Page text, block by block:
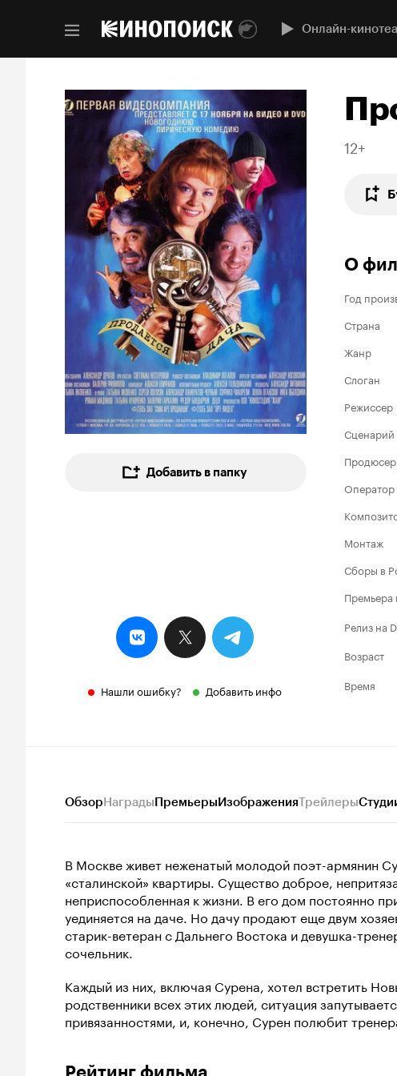
Онлайн-
Добавить в папку
Нашли ошибку? Добавить инфо
12+
О
Год
Страна
Жанр
Слоган
Режиссер
Сценарий
Продюсер
Оператор
Монтаж
Сборы в
Премьера
Релиз на
Возраст
Время
ОбзорНаградыПремьерыИзображенияТрейлеры
В Москве живет неженатый молодой поэт-армянин
«сталинской» квартиры. Существо доброе,
неприспособленная к жизни. В его дом постоянно
уединяется на даче. Но дачу продают еще двум
старик-ветеран с Дальнего Востока и девушка-
сочельник.
Каждый из них, включая Сурена, хотел встретить
родственники всех этих людей, ситуация
привязанностями, и, конечно, Сурен полюбит